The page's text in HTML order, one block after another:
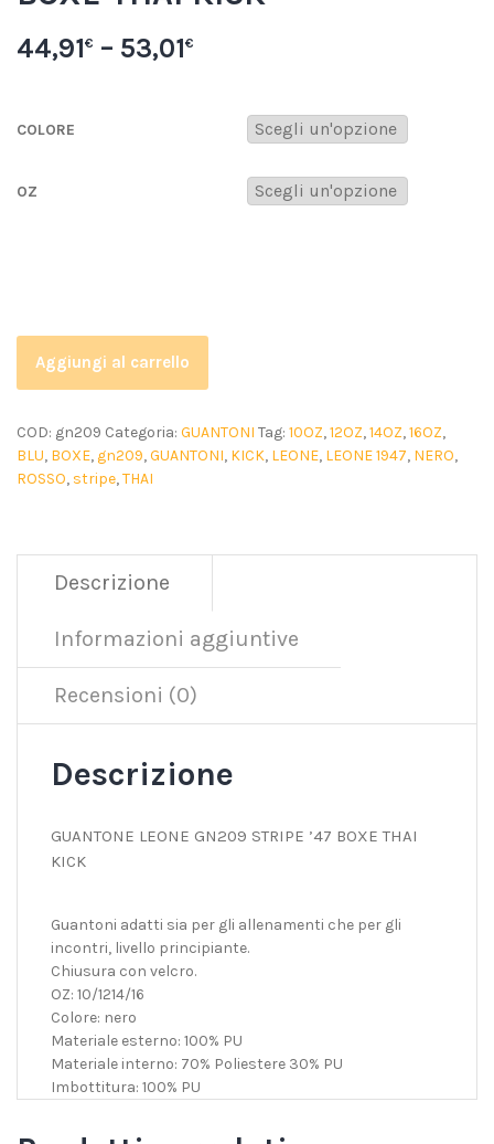
44,91€ – 53,01€
COLORE
OZ
Aggiungi al carrello
COD: gn209 Categoria: GUANTONI Tag: 10OZ,12OZ,14OZ,16OZ,
BLU, BOXE, gn209,GUANTONI, KICK, LEONE, LEONE 1947, NERO,
ROSSO, stripe,THAI
Descrizione
Informazioni aggiuntive
Recensioni (0)
Descrizione
GUANTONE LEONE GN209 STRIPE ’47 BOXE THAI
KICK
Guantoni adatti sia per gli allenamenti che per gli
incontri, livello principiante.
Chiusura con velcro.
OZ: 10/1214/16
Colore: nero
Materiale esterno: 100% PU
Materiale interno: 70% Poliestere 30% PU
Imbottitura: 100% PU